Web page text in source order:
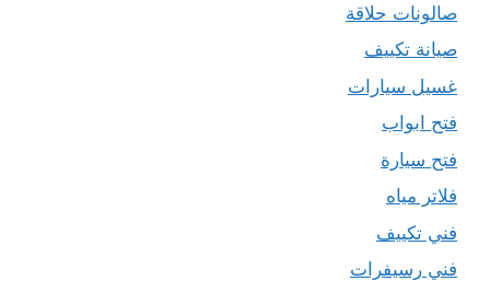
صالونات حلاقة
صيانة تكييف
غسيل سيارات
فتح ابواب
فتح سيارة
فلاتر مياه
فني تكييف
فني رسيفرات